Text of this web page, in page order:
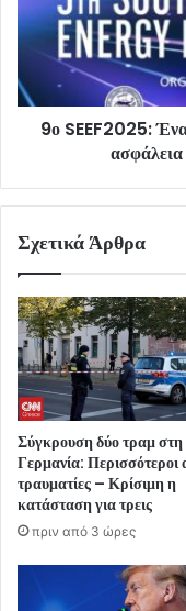
9ο SEEF2025: Ένα
Σχετικά Άρθρα
Σύγκρουση δύο τραμ στη
Γερμανία:
τραυματίες – Κρίσιμη η
κατάσταση για τρεις
πριν από 3 ώρες